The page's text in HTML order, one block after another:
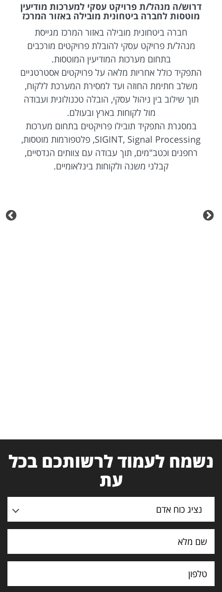
דרוש/ה מנהל/ת פרויקט עסקי למערכות מודיעין
מוטסות לחברה ביטחונית מובילה באזור המרכז
חברה ביטחונית מובילה באזור המרכז מגייסת
מנהל/ת פרויקט עסקי להובלת פרויקטים מורכבים
בתחום מערכות המודיעין המוטסות.
התפקיד כולל אחריות מלאה על פרויקטים אסטרטגיים
משלב חתימת החוזה ועד למסירת המערכת ללקוח,
תוך שילוב בין ניהול עסקי, הובלה טכנולוגית ועבודה
מול לקוחות בארץ ובעולם.
במסגרת התפקיד תובילו פרויקטים בתחום מערכות
SIGINT, Signal Processing, פלטפורמות מוטסות,
רחפנים וכטב"מים, תוך עבודה עם צוותים הנדסיים,
קבלני משנה ולקוחות בינלאומיים.
נשמח לעמוד לרשותכם בכל
עת
נציג כוח אדם